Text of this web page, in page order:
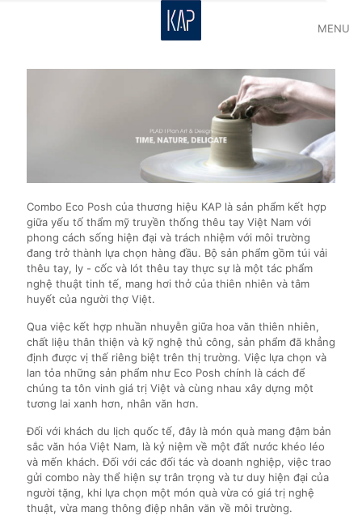
MENU
Combo Eco Posh của thương hiệu KAP là sản phẩm kết hợp
giữa yếu tố thẩm mỹ truyền thống thêu tay Việt Nam với
phong cách sống hiện đại và trách nhiệm với môi trường
đang trở thành lựa chọn hàng đầu. Bộ sản phẩm gồm túi vải
thêu tay, ly - cốc và lót thêu tay thực sự là một tác phẩm
nghệ thuật tinh tế, mang hơi thở của thiên nhiên và tâm
huyết của người thợ Việt.
Qua việc kết hợp nhuần nhuyễn giữa hoa văn thiên nhiên,
chất liệu thân thiện và kỹ nghệ thủ công, sản phẩm đã khẳng
định được vị thế riêng biệt trên thị trường. Việc lựa chọn và
lan tỏa những sản phẩm như Eco Posh chính là cách để
chúng ta tôn vinh giá trị Việt và cùng nhau xây dựng một
tương lai xanh hơn, nhân văn hơn.
Đối với khách du lịch quốc tế, đây là món quà mang đậm bản
sắc văn hóa Việt Nam, là kỷ niệm về một đất nước khéo léo
và mến khách. Đối với các đối tác và doanh nghiệp, việc trao
gửi combo này thể hiện sự trân trọng và tư duy hiện đại của
người tặng, khi lựa chọn một món quà vừa có giá trị nghệ
thuật, vừa mang thông điệp nhân văn về môi trường.